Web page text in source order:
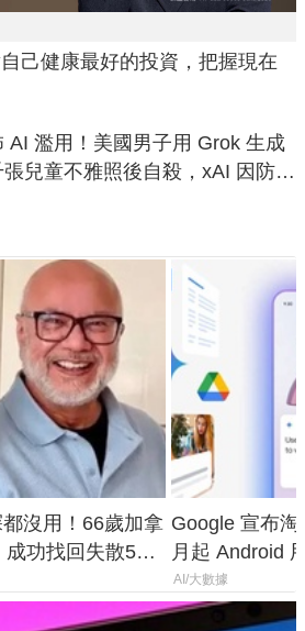
己健康最好的投資，把握現在
AI 濫用！美國男子用 Grok 生成
兒童不雅照後自殺，xAI 因防護
沒用！66歲加拿
功找回失散50
Google 宣布
月起 Android
AI/大數據